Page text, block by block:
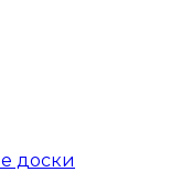
доски